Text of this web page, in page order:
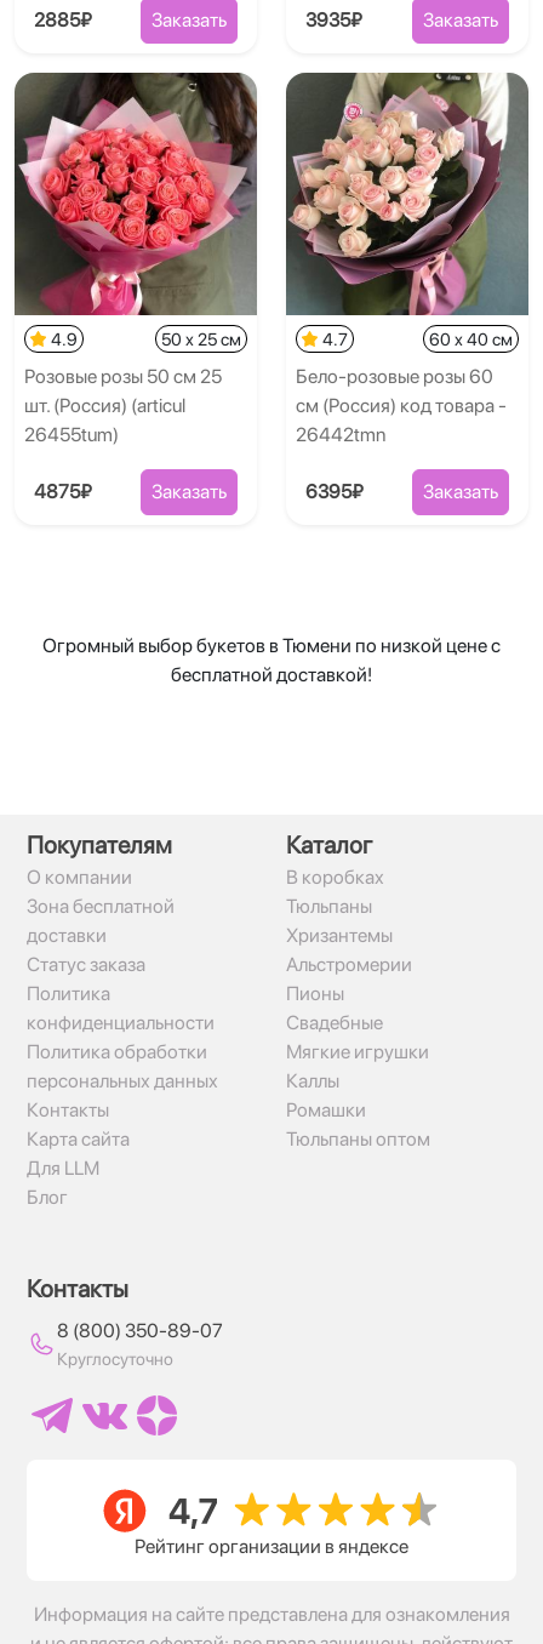
2885₽ Заказать 3935₽ Заказать
4.9 50 x 25 см
Розовые розы 50 см 25
шт. (Россия) (articul
26455tum)
4875₽ Заказать
4.7 60 x 40 см
Бело-розовые розы 60
см (Россия) код товара -
26442tmn
6395₽ Заказать
Огромный выбор букетов в Тюмени по низкой цене с
бесплатной доставкой!
Покупателям
О компании
Зона бесплатной
доставки
Статус заказа
Политика
конфиденциальности
Политика обработки
персональных данных
Контакты
Карта сайта
Для LLM
Блог
Каталог
В коробках
Тюльпаны
Хризантемы
Альстромерии
Пионы
Свадебные
Мягкие игрушки
Каллы
Ромашки
Тюльпаны оптом
Контакты
8 (800) 350-89-07
Круглосуточно
Рейтинг организации в яндексе
Информация на сайте представлена для ознакомления